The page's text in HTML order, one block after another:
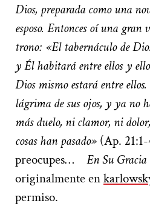
Dios, preparada como una
esposo. Entonces oí una gran
trono: «El tabernáculo de
y Él habitará entre ellos y
Dios mismo estará entre
lágrima de sus ojos, y ya no
más duelo, ni clamor, ni
cosas han pasado» (Ap.
preocupes…
En Su Gracia
originalmente en
permiso.